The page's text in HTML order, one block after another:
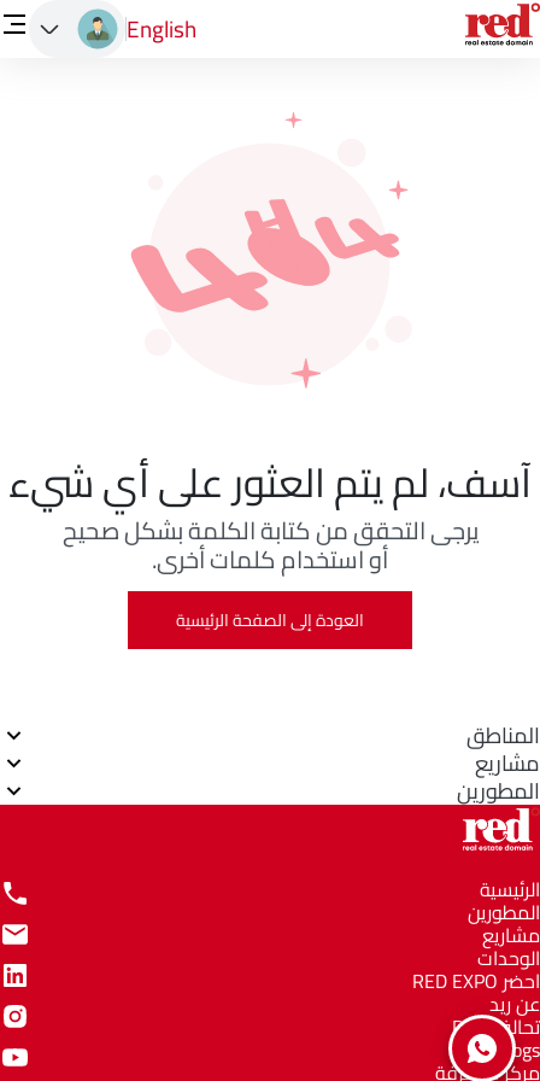
English
آسف، لم يتم العثور على أي شيء
يرجى التحقق من كتابة الكلمة بشكل صحيح
أو استخدام كلمات أخرى.
العودة إلى الصفحة الرئيسية
المناطق
مشاريع
المطورين
الرئيسية
المطورين
مشاريع
الوحدات
احضر RED EXPO
عن ريد
تحالف RED
Blogs
مركز المعرفة